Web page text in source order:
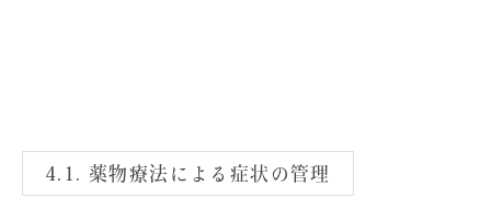
4.1. 薬物療法による症状の管理